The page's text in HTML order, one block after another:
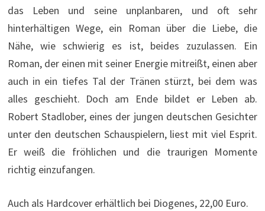
das Leben und seine unplanbaren, und oft sehr
hinterhältigen Wege, ein Roman über die Liebe, die
Nähe, wie schwierig es ist, beides zuzulassen. Ein
Roman, der einen mit seiner Energie mitreißt, einen aber
auch in ein tiefes Tal der Tränen stürzt, bei dem was
alles geschieht. Doch am Ende bildet er Leben ab.
Robert Stadlober, eines der jungen deutschen Gesichter
unter den deutschen Schauspielern, liest mit viel Esprit.
Er weiß die fröhlichen und die traurigen Momente
richtig einzufangen.
Auch als Hardcover erhältlich bei Diogenes, 22,00 Euro.